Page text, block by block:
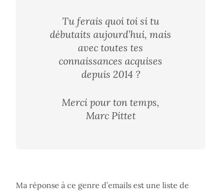
Tu ferais quoi toi si tu
débutaits aujourd’hui, mais
avec toutes tes
connaissances acquises
depuis 2014 ?
Merci pour ton temps,
Marc Pittet
Ma réponse à ce genre d’emails est une liste de